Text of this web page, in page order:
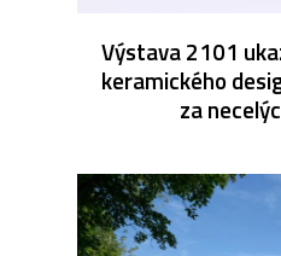
Výstava 2101
keramického
za